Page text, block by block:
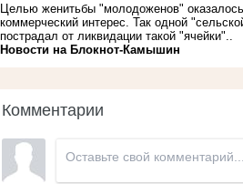
Целью женитьбы "молодоженов"
коммерческий интерес. Так одной
пострадал от ликвидации такой "ячейки"..
Новости на Блoкнoт-Камышин
Комментарии